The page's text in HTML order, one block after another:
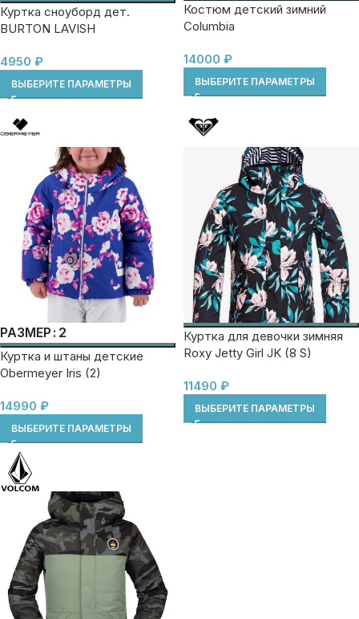
Куртка сноуборд дет.
BURTON LAVISH
4950 ₽
ВЫБЕРИТЕ ПАРАМЕТРЫ
Костюм детский зимний
Columbia
14000 ₽
ВЫБЕРИТЕ ПАРАМЕТРЫ
РАЗМЕР 2
Куртка и штаны детские
Obermeyer Iris (2)
14990 ₽
ВЫБЕРИТЕ ПАРАМЕТРЫ
Куртка для девочки зимняя
Roxy Jetty Girl JK (8 S)
11490 ₽
ВЫБЕРИТЕ ПАРАМЕТРЫ